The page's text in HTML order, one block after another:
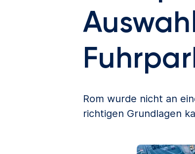
Rom wurde nicht an
richtigen Grundlagen